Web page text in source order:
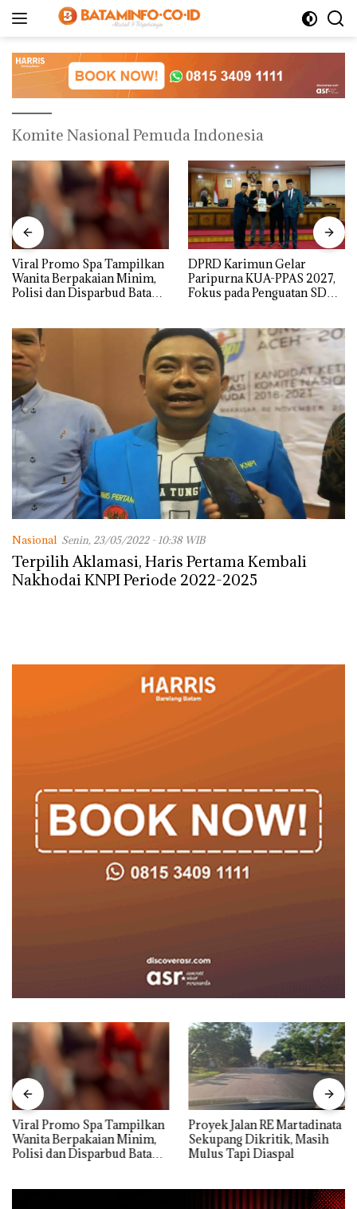
Komite Nasional Pemuda Indonesia
Viral Promo Spa Tampilkan
Wanita Berpakaian Minim,
Polisi dan Disparbud Batam
DPRD Karimun Gelar
Paripurna KUA-PPAS 2027,
Fokus pada Penguatan SDM,
Nasional Senin, 23/05/2022 - 10:38 WIB
Terpilih Aklamasi, Haris Pertama Kembali
Nakhodai KNPI Periode 2022-2025
Viral Promo Spa Tampilkan
Wanita Berpakaian Minim,
Polisi dan Disparbud Batam
Proyek Jalan RE Martadinata
Sekupang Dikritik, Masih
Mulus Tapi Diaspal